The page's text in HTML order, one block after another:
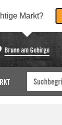
Markt?
Brunn am Gebirge